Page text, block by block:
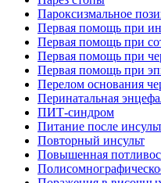
Пароксизмальное
Первая помощь при
Первая помощь при
Первая помощь при
Первая помощь при
Перелом основания
Перинатальная
ПИТ-синдром
Питание после
Повторный инсульт
Повышенная